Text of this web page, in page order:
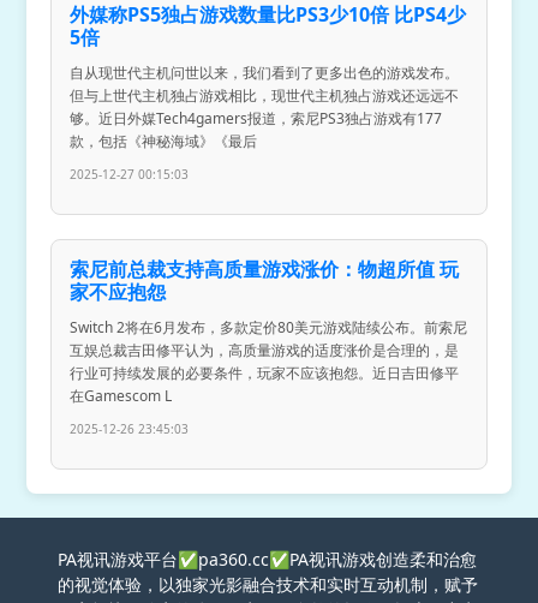
外媒称PS5独占游戏数量比PS3少10倍 比PS4少
5倍
自从现世代主机问世以来，我们看到了更多出色的游戏发布。
但与上世代主机独占游戏相比，现世代主机独占游戏还远远不
够。近日外媒Tech4gamers报道，索尼PS3独占游戏有177
款，包括《神秘海域》《最后
2025-12-27 00:15:03
索尼前总裁支持高质量游戏涨价：物超所值 玩
家不应抱怨
Switch 2将在6月发布，多款定价80美元游戏陆续公布。前索尼
互娱总裁吉田修平认为，高质量游戏的适度涨价是合理的，是
行业可持续发展的必要条件，玩家不应该抱怨。近日吉田修平
在Gamescom L
2025-12-26 23:45:03
PA视讯游戏平台✅pa360.cc✅PA视讯游戏创造柔和治愈
的视觉体验，以独家光影融合技术和实时互动机制，赋予